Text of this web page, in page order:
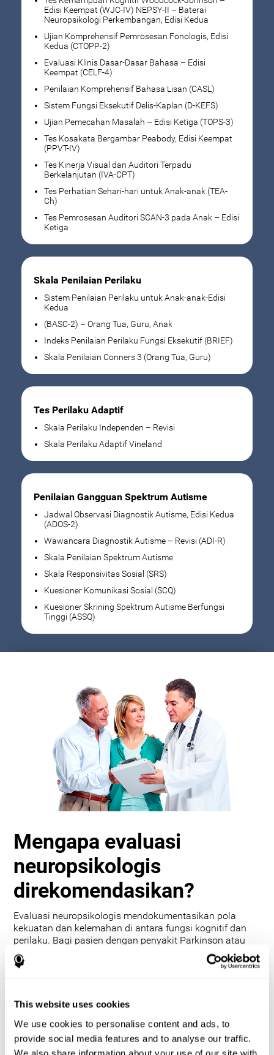
This website uses cookies
We use cookies to personalise content and ads, to
provide social media features and to analyse our traffic.
We also share information about your use of our site with
Edisi Keempat (WJC-IV) NEPSY-II – Baterai
Neuropsikologi Perkembangan, Edisi Kedua
Ujian Komprehensif Pemrosesan Fonologis, Edisi
Kedua (CTOPP-2)
Evaluasi Klinis Dasar-Dasar Bahasa – Edisi
Keempat (CELF-4)
Penilaian Komprehensif Bahasa Lisan (CASL)
Sistem Fungsi Eksekutif Delis-Kaplan (D-KEFS)
Ujian Pemecahan Masalah – Edisi Ketiga (TOPS-3)
Tes Kosakata Bergambar Peabody, Edisi Keempat
(PPVT-IV)
Tes Kinerja Visual dan Auditori Terpadu
Berkelanjutan (IVA-CPT)
Tes Perhatian Sehari-hari untuk Anak-anak (TEA-
Ch)
Tes Pemrosesan Auditori SCAN-3 pada Anak – Edisi
Ketiga
Skala Penilaian Perilaku
Sistem Penilaian Perilaku untuk Anak-anak-Edisi
Kedua
(BASC-2) – Orang Tua, Guru, Anak
Indeks Penilaian Perilaku Fungsi Eksekutif (BRIEF)
Skala Penilaian Conners 3 (Orang Tua, Guru)
Tes Perilaku Adaptif
Skala Perilaku Independen – Revisi
Skala Perilaku Adaptif Vineland
Penilaian Gangguan Spektrum Autisme
Jadwal Observasi Diagnostik Autisme, Edisi Kedua
(ADOS-2)
Wawancara Diagnostik Autisme – Revisi (ADI-R)
Skala Penilaian Spektrum Autisme
Skala Responsivitas Sosial (SRS)
Kuesioner Komunikasi Sosial (SCQ)
Kuesioner Skrining Spektrum Autisme Berfungsi
Tinggi (ASSQ)
Mengapa evaluasi
neuropsikologis
direkomendasikan?
Evaluasi neuropsikologis mendokumentasikan pola
kekuatan dan kelemahan di antara fungsi kognitif dan
perilaku. Bagi pasien dengan penyakit Parkinson atau
gangguan gerakan lainnya, evaluasi dan interpretasi
pola kekuatan dan kelemahan ini dapat:
perilaku terkait dengan gangguan pergerakan, depresi,
gangguan bipolar, kondisi neurologis lain atau
pengobatan)
Membantu evaluasi sebelum dan sesudah prosedur